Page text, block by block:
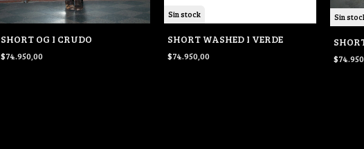
SHORT OG I CRUDO
$74.950,00
Sin stock
SHORT WASHED I VERDE
$74.950,00
Sin